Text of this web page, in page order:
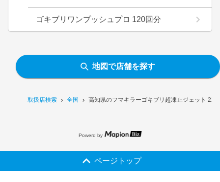
取扱店検索 全国 高知県のフマキラーゴキブリ超凍止ジェット
ゴキブリワンプッシュプロ 120回分
地図で店舗を探す
Powerd by
ページトップ